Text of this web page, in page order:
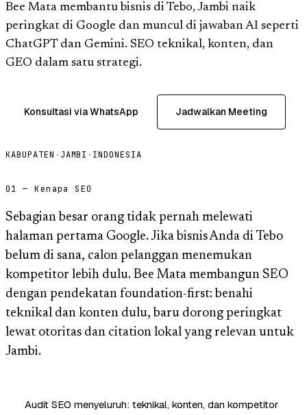
Bee Mata membantu bisnis di Tebo, Jambi naik
peringkat di Google dan muncul di jawaban AI seperti
ChatGPT dan Gemini. SEO teknikal, konten, dan
GEO dalam satu strategi.
Konsultasi via WhatsApp Jadwalkan Meeting
KABUPATEN · JAMBI · INDONESIA
01 — Kenapa SEO
Sebagian besar orang tidak pernah melewati
halaman pertama Google. Jika bisnis Anda di Tebo
belum di sana, calon pelanggan menemukan
kompetitor lebih dulu. Bee Mata membangun SEO
dengan pendekatan foundation-first: benahi
teknikal dan konten dulu, baru dorong peringkat
lewat otoritas dan citation lokal yang relevan untuk
Jambi.
Audit SEO menyeluruh: teknikal, konten, dan kompetitor